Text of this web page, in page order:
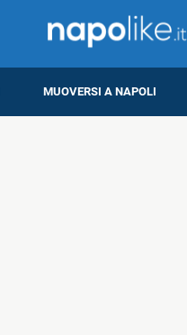
MUOVERSI A NAPOLI